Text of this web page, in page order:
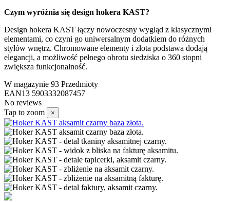
Czym wyróżnia się design hokera KAST?
Design hokera KAST łączy nowoczesny wygląd z klasycznymi
elementami, co czyni go uniwersalnym dodatkiem do różnych
stylów wnętrz. Chromowane elementy i złota podstawa dodają
elegancji, a możliwość pełnego obrotu siedziska o 360 stopni
zwiększa funkcjonalność.
W magazynie 93 Przedmioty
EAN13 5903332087457
No reviews
Tap to zoom
×